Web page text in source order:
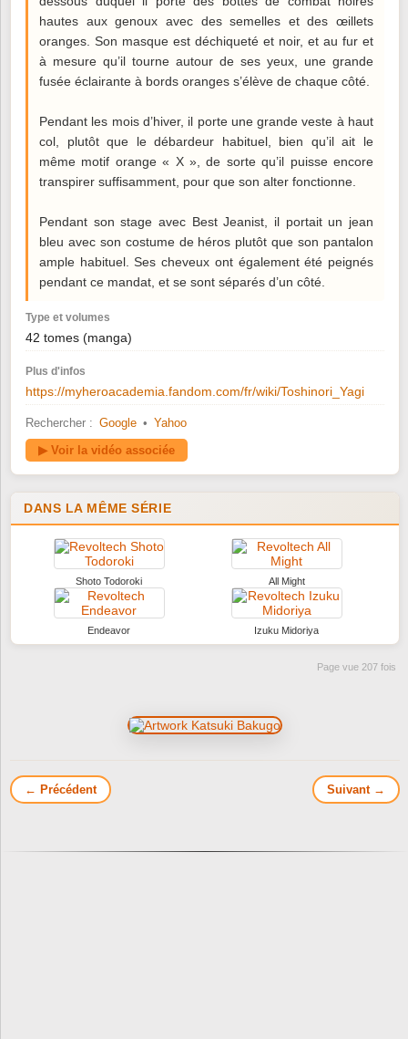
hautes aux genoux avec des semelles et des œillets
oranges. Son masque est déchiqueté et noir, et au fur et
à mesure qu’il tourne autour de ses yeux, une grande
fusée éclairante à bords oranges s’élève de chaque côté.
Pendant les mois d’hiver, il porte une grande veste à haut
col, plutôt que le débardeur habituel, bien qu’il ait le
même motif orange « X », de sorte qu’il puisse encore
transpirer suffisamment, pour que son alter fonctionne.
Pendant son stage avec Best Jeanist, il portait un jean
bleu avec son costume de héros plutôt que son pantalon
ample habituel. Ses cheveux ont également été peignés
pendant ce mandat, et se sont séparés d’un côté.
Type et volumes
42 tomes (manga)
Plus d'infos
https://myheroacademia.fandom.com/fr/wiki/Toshinori_Yagi
Rechercher : Google • Yahoo
▶ Voir la vidéo associée
DANS LA MÊME SÉRIE
Shoto Todoroki All Might
Endeavor Izuku Midoriya
Page vue 207 fois
← Précédent Suivant →